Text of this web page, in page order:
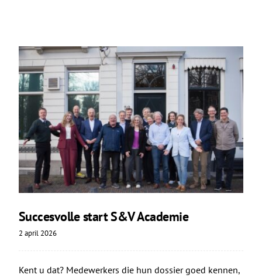
Succesvolle start S&V Academie
2 april 2026
Kent u dat? Medewerkers die hun dossier goed kennen,